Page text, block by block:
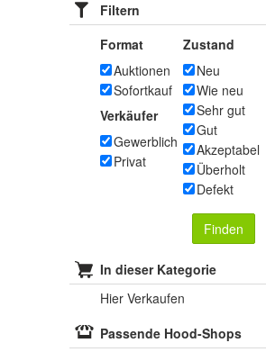
Filtern
Format
Auktionen
Sofortkauf
Verkäufer
Gewerblich
Privat
Zustand
Neu
Wie neu
Sehr gut
Gut
Akzeptabel
Überholt
Defekt
Finden
In dieser Kategorie
Hier Verkaufen
Passende Hood-Shops